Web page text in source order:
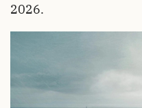
2026.